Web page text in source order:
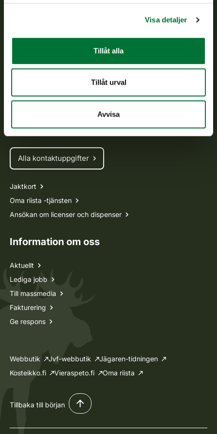
Visa detaljer
Tillåt alla
Tillåt urval
Avvisa
verkställs och svarar för de offentliga förvaltningsuppgifter
Kundtjänst
tel. 029 431 2001
Ofta ställda frågor
Alla kontaktuppgifter
Jaktkort
Oma riista -tjänsten
Ansökan om licenser och dispenser
Information om oss
Aktuellt
Lediga jobb
Till massmedia
Fakturering
Ge respons
Webbutik Jvf-webbutik
Jägaren-tidningen
Kosteikko.fi
Vieraspeto.fi Oma riista
Tillbaka till början